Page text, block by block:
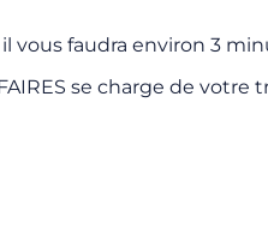
vous faudra environ 3
se charge de